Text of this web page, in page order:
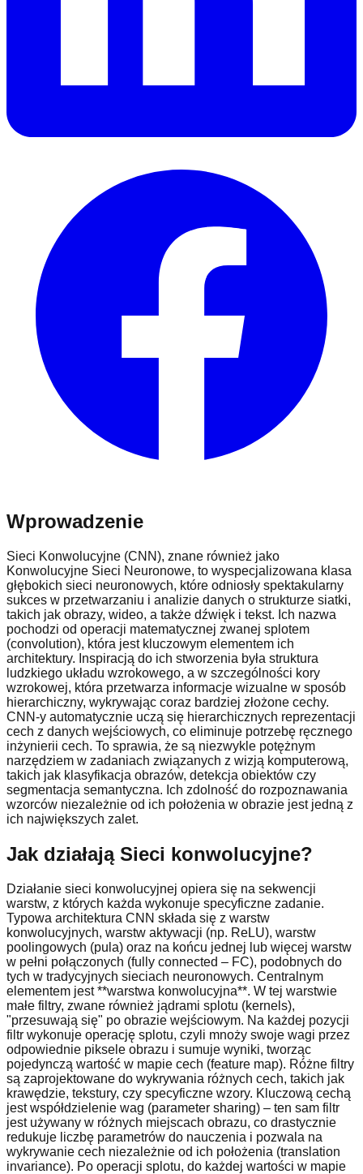
Wprowadzenie
Sieci Konwolucyjne (CNN), znane również jako
Konwolucyjne Sieci Neuronowe, to wyspecjalizowana klasa
głębokich sieci neuronowych, które odniosły spektakularny
sukces w przetwarzaniu i analizie danych o strukturze siatki,
takich jak obrazy, wideo, a także dźwięk i tekst. Ich nazwa
pochodzi od operacji matematycznej zwanej splotem
(convolution), która jest kluczowym elementem ich
architektury. Inspiracją do ich stworzenia była struktura
ludzkiego układu wzrokowego, a w szczególności kory
wzrokowej, która przetwarza informacje wizualne w sposób
hierarchiczny, wykrywając coraz bardziej złożone cechy.
CNN-y automatycznie uczą się hierarchicznych reprezentacji
cech z danych wejściowych, co eliminuje potrzebę ręcznego
inżynierii cech. To sprawia, że są niezwykle potężnym
narzędziem w zadaniach związanych z wizją komputerową,
takich jak klasyfikacja obrazów, detekcja obiektów czy
segmentacja semantyczna. Ich zdolność do rozpoznawania
wzorców niezależnie od ich położenia w obrazie jest jedną z
ich największych zalet.
Jak działają Sieci konwolucyjne?
Działanie sieci konwolucyjnej opiera się na sekwencji
warstw, z których każda wykonuje specyficzne zadanie.
Typowa architektura CNN składa się z warstw
konwolucyjnych, warstw aktywacji (np. ReLU), warstw
poolingowych (pula) oraz na końcu jednej lub więcej warstw
w pełni połączonych (fully connected – FC), podobnych do
tych w tradycyjnych sieciach neuronowych. Centralnym
elementem jest **warstwa konwolucyjna**. W tej warstwie
małe filtry, zwane również jądrami splotu (kernels),
"przesuwają się" po obrazie wejściowym. Na każdej pozycji
filtr wykonuje operację splotu, czyli mnoży swoje wagi przez
odpowiednie piksele obrazu i sumuje wyniki, tworząc
pojedynczą wartość w mapie cech (feature map). Różne filtry
są zaprojektowane do wykrywania różnych cech, takich jak
krawędzie, tekstury, czy specyficzne wzory. Kluczową cechą
jest współdzielenie wag (parameter sharing) – ten sam filtr
jest używany w różnych miejscach obrazu, co drastycznie
redukuje liczbę parametrów do nauczenia i pozwala na
wykrywanie cech niezależnie od ich położenia (translation
invariance). Po operacji splotu, do każdej wartości w mapie